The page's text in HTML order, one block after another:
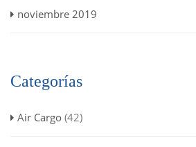
noviembre 2019
Categorías
Air Cargo (42)